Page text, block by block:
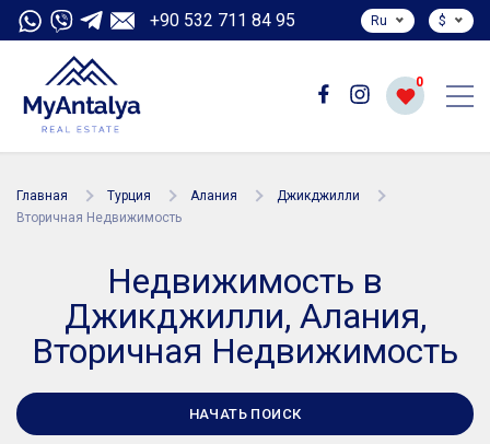
+90 532 711 84 95 Ru $
0
Главная Турция Алания
Джикджилли
Вторичная Недвижимость
Недвижимость в
Джикджилли, Алания,
Вторичная Недвижимость
НАЧАТЬ ПОИСК